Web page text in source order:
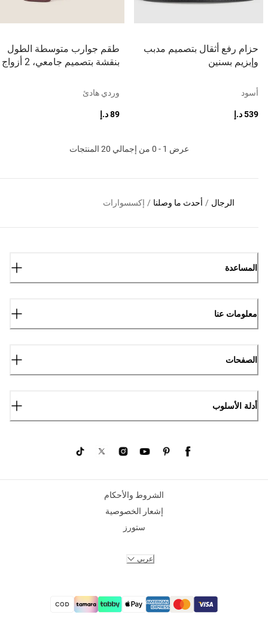
حزام رفع أثقال بتصميم مدبب
وإبزيم بسنين
أسود
539 د.إ
طقم جوارب متوسطة الطول
بنقشة بتصميم جامعي، 2 أزواج
وردي هادئ
89 د.إ
عرض 1 - 0 من إجمالي 20 المنتجات
الرجال / أحدث ما وصلنا / إكسسوارات
المساعدة
معلومات عنا
الصفحات
أدلة الأسلوب
الشروط والأحكام
إشعار الخصوصية
ستورز
عربي